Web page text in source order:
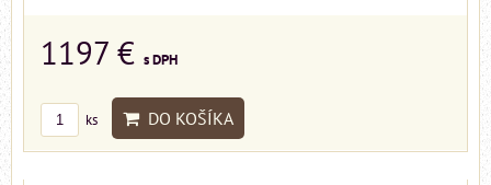
1197 € s DPH
ks DO KOŠÍKA